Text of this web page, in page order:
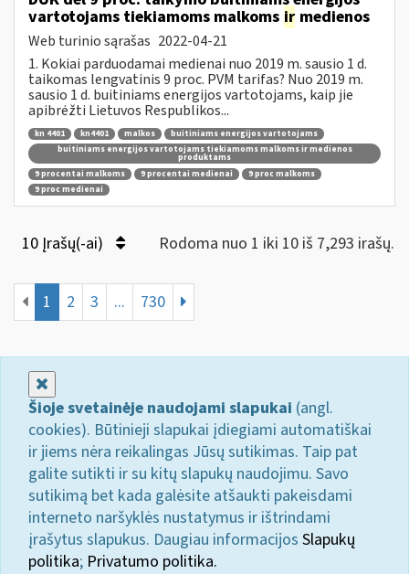
vartotojams tiekiamoms malkoms ir medienos
Web turinio sąrašas 2022-04-21
1. Kokiai parduodamai medienai nuo 2019 m. sausio 1 d.
taikomas lengvatinis 9 proc. PVM tarifas? Nuo 2019 m.
sausio 1 d. buitiniams energijos vartotojams, kaip jie
apibrėžti Lietuvos Respublikos...
kn 4401 kn4401 malkos
buitiniams energijos vartotojams
buitiniams energijos vartotojams tiekiamoms malkoms ir medienos
produktams
9 procentai malkoms
9 procentai medienai
9 proc malkoms
9 proc medienai
10 Įrašų(-ai) Rodoma nuo 1 iki 10 iš 7,293 irašų.
1 2 3 ... 730
Šioje svetainėje naudojami slapukai (angl.
cookies). Būtinieji slapukai įdiegiami automatiškai
ir jiems nėra reikalingas Jūsų sutikimas. Taip pat
galite sutikti ir su kitų slapukų naudojimu. Savo
sutikimą bet kada galėsite atšaukti pakeisdami
interneto naršyklės nustatymus ir ištrindami
įrašytus slapukus. Daugiau informacijos Slapukų
politika; Privatumo politika.